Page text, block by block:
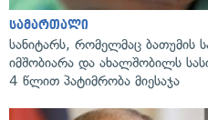
სამართალი
სანიტარს, რომელმაც ბათუმის
იმშობიარა და ახალშობილს
4 წლით პატიმრობა მიესაჯა